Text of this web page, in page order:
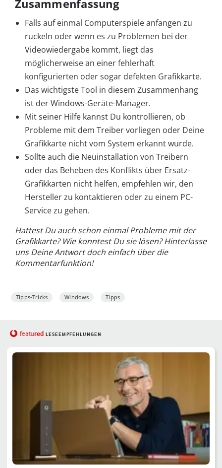
Zusammenfassung
Falls auf einmal Computerspiele anfangen zu
ruckeln oder wenn es zu Problemen bei der
Videowiedergabe kommt, liegt das
möglicherweise an einer fehlerhaft
konfigurierten oder sogar defekten Grafikkarte.
Das wichtigste Tool in diesem Zusammenhang
ist der Windows-Geräte-Manager.
Mit seiner Hilfe kannst Du kontrollieren, ob
Probleme mit dem Treiber vorliegen oder Deine
Grafikkarte nicht vom System erkannt wurde.
Sollte auch die Neuinstallation von Treibern
oder das Beheben des Konflikts über Ersatz-
Grafikkarten nicht helfen, empfehlen wir, den
Hersteller zu kontaktieren oder zu einem PC-
Service zu gehen.
Hattest Du auch schon einmal Probleme mit der
Grafikkarte? Wie konntest Du sie lösen? Hinterlasse
uns Deine Antwort doch einfach über die
Kommentarfunktion!
Tipps-Tricks Windows Tipps
featured LESEEMPFEHLUNGEN